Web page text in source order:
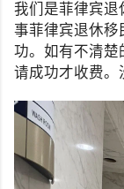
我们是菲律宾退
事菲律宾退休移
功。如有不清楚
请成功才收费。